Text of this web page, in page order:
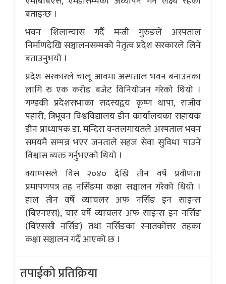
बताइन्छ ।
भवन शिलान्यास गर्दै मन्त्री गुरुङले अस्पताल
निर्माणदेखि सञ्चालनसम्मको नेतृत्व प्रदेश सरकारले लिने
बताउनुभयो ।
प्रदेश सरकारले चालू आवमा अस्पताल भवन बनाउनका
लागि रु एक करोड बजेट विनियोजन गरेको थियो ।
गण्डकी प्रदेशसभाका सदस्यद्वय कृष्ण थापा, राजीव
पहारी, त्रिभूवन विश्वविद्यालय डीन कार्यालयका सहायक
डीन प्राध्यापक डा. मन्दिरा वन्तलगायतले अस्पताल भवन
समयमै सम्पन्न भएर जनताले सहज सेवा सुविधा पाउने
विश्वास व्यक्त गर्नुभएको थियो ।
क्याम्पसले विसं २०४० देखि तीन वर्षे प्रवीणता
प्रमापणपत्र तह नर्सिङमा कक्षा सञ्चालन गरेको थियो ।
हाल तीन वर्षे व्याचलर अफ नर्सिङ इन साइन्स
(बिएनएस), चार वर्षे व्याचलर अफ साइन्स इन नर्सिङ
(बिएससी नर्सिङ) तथा नर्सिङका स्नातकोत्तर तहका
कक्षा सञ्चालन गर्दै आएको छ ।
तपाईको प्रतिक्रिया